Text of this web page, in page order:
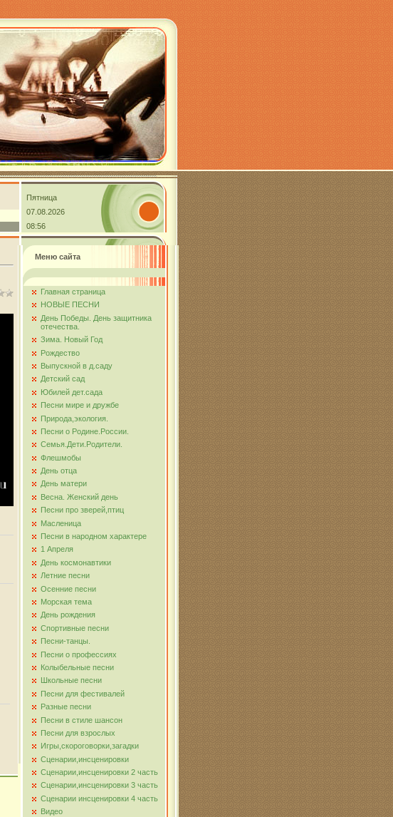
Пятница
07.08.2026
08:56
Меню сайта
Главная страница
НОВЫЕ ПЕСНИ
День Победы. День защитника
отечества.
Зима. Новый Год
Рождество
Выпускной в д.саду
Детский сад
Юбилей дет.сада
Песни мире и дружбе
Природа,экология.
Песни о Родине.России.
Семья.Дети.Родители.
Флешмобы
День отца
День матери
Весна. Женский день
Песни про зверей,птиц
Масленица
Песни в народном характере
1 Апреля
День космонавтики
Летние песни
Осенние песни
Морская тема
День рождения
Спортивные песни
Песни-танцы.
Песни о профессиях
Колыбельные песни
Школьные песни
Песни для фестивалей
Разные песни
Песни в стиле шансон
Песни для взрослых
Игры,скороговорки,загадки
Сценарии,инсценировки
Сценарии,инсценировки 2 часть
Сценарии,инсценировки 3 часть
Сценарии инсценировки 4 часть
Видео